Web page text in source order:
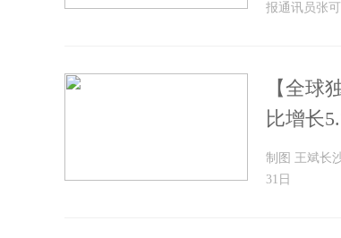
报通讯员张
【全球
比增长
制图 王斌长
31日